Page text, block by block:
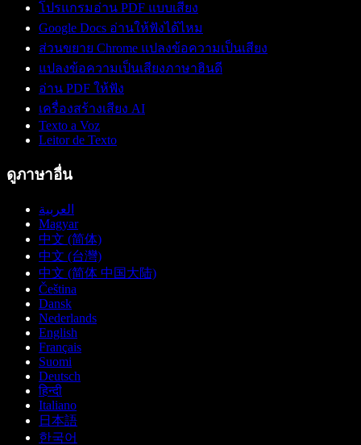
โปรแกรมอ่าน PDF แบบเสียง
Google Docs อ่านให้ฟังได้ไหม
ส่วนขยาย Chrome แปลงข้อความเป็นเสียง
แปลงข้อความเป็นเสียงภาษาฮินดี
อ่าน PDF ให้ฟัง
เครื่องสร้างเสียง AI
Texto a Voz
Leitor de Texto
ดูภาษาอื่น
العربية
Magyar
中文 (简体)
中文 (台灣)
中文 (简体 中国大陆)
Čeština
Dansk
Nederlands
English
Français
Suomi
Deutsch
हिन्दी
Italiano
日本語
한국어